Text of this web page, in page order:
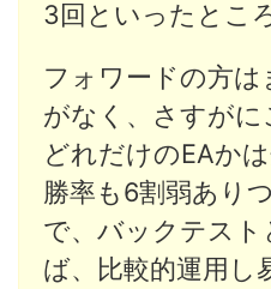
3回といったとこ
フォワードの方は
がなく、さすが
どれだけのEAか
勝率も6割弱あり
で、バックテス
ば、比較的運用し